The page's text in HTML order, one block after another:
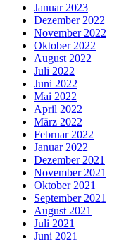
Januar 2023
Dezember 2022
November 2022
Oktober 2022
August 2022
Juli 2022
Juni 2022
Mai 2022
April 2022
März 2022
Februar 2022
Januar 2022
Dezember 2021
November 2021
Oktober 2021
September 2021
August 2021
Juli 2021
Juni 2021